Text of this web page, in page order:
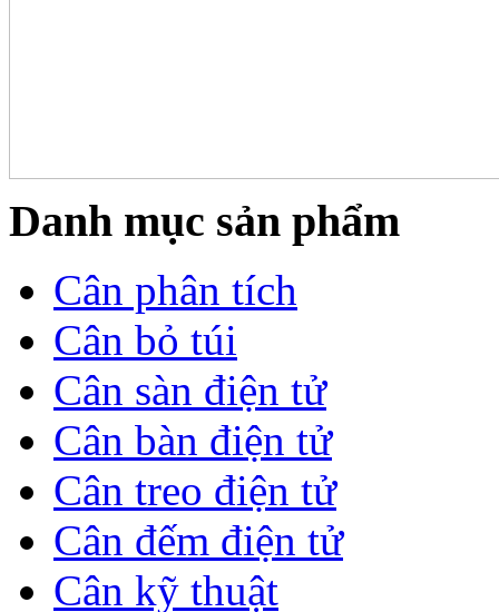
Danh mục sản phẩm
Cân phân tích
Cân bỏ túi
Cân sàn điện tử
Cân bàn điện tử
Cân treo điện tử
Cân đếm điện tử
Cân kỹ thuật